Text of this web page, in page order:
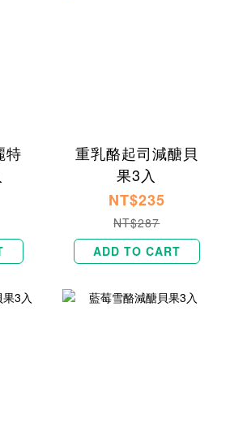
特
重乳酪起司減醣貝
果3入
NT$235
NT$287
ADD TO CART